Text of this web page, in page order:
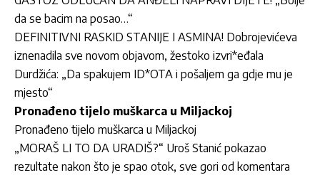
da se bacim na posao…“
DEFINITIVNI RASKID STANIJE I ASMINA! Dobrojevićeva
iznenadila sve novom objavom, žestoko izvri*eđala
Durdžića: „Da spakujem ID*OTA i pošaljem ga gdje mu je
mjesto“
Pronađeno tijelo muškarca u Miljackoj
Pronađeno tijelo muškarca u Miljackoj
„MORAŠ LI TO DA URADIŠ?“ Uroš Stanić pokazao
rezultate nakon što je spao otok, sve gori od komentara